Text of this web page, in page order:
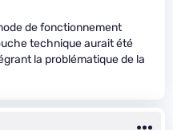
de fonctionnement
technique aurait été
la problématique de la